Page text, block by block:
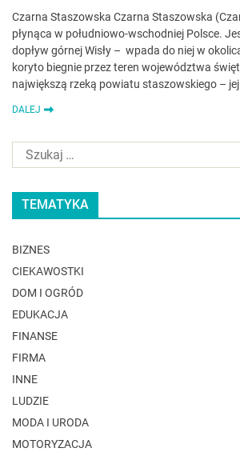
Czarna Staszowska Czarna Staszowska
płynąca w południowo-wschodniej Polsce.
dopływ górnej Wisły – wpada do niej w
koryto biegnie przez teren województwa
największą rzeką powiatu staszowskiego –
DALEJ
TEMATYKA
BIZNES
CIEKAWOSTKI
DOM I OGRÓD
EDUKACJA
FINANSE
FIRMA
INNE
LUDZIE
MODA I URODA
MOTORYZACJA